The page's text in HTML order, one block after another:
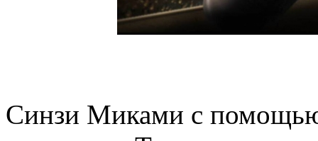
Синзи Миками с